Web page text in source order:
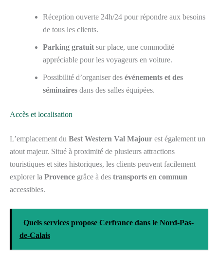
Réception ouverte 24h/24 pour répondre aux besoins
de tous les clients.
Parking gratuit sur place, une commodité
appréciable pour les voyageurs en voiture.
Possibilité d’organiser des événements et des
séminaires dans des salles équipées.
Accès et localisation
L’emplacement du Best Western Val Majour est également un
atout majeur. Situé à proximité de plusieurs attractions
touristiques et sites historiques, les clients peuvent facilement
explorer la Provence grâce à des transports en commun
accessibles.
Quels services propose Cerfrance dans le Nord-Pas-
de-Calais